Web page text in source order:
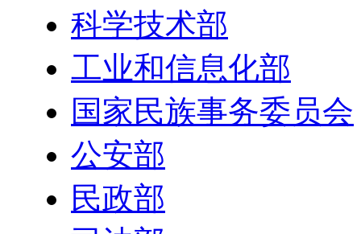
科学技术部
工业和信息化部
国家民族事务委员会
公安部
民政部